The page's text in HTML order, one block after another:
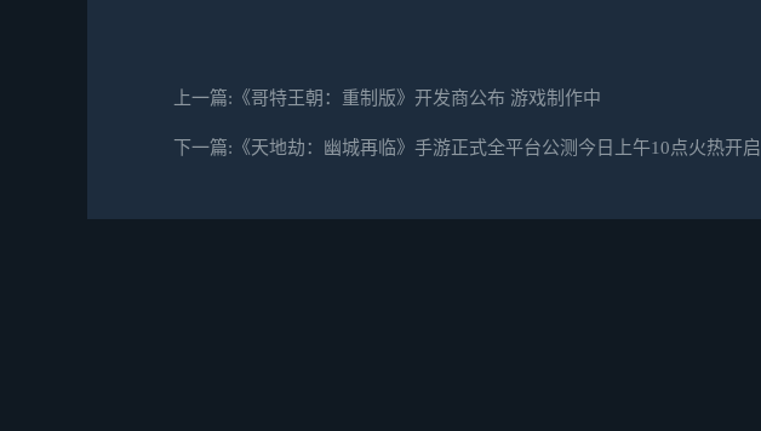
上一篇:​《哥特王朝：重制版》开发商公布 游戏制作中
下一篇:《天地劫：幽城再临》手游正式全平台公测今日上午10点火热开启